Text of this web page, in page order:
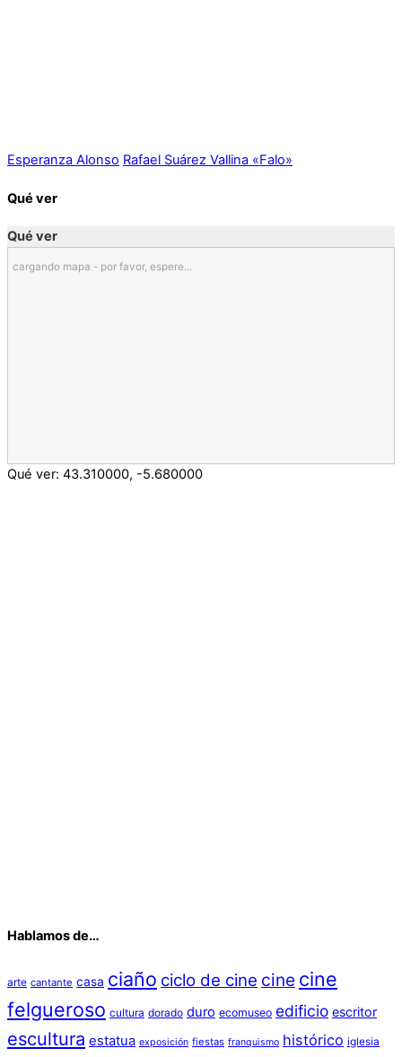
Esperanza Alonso Rafael Suárez Vallina «Falo»
Qué ver
Qué ver
cargando mapa - por favor, espere...
Qué ver: 43.310000, -5.680000
Hablamos de…
arte cantante casa ciaño ciclo de cine cine cine
felgueroso cultura dorado duro ecomuseo edificio escritor
escultura estatua exposición fiestas franquismo histórico iglesia